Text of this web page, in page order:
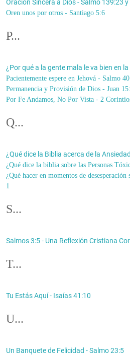
Oración Sincera a Dios - Salmo 139:23 y
Oren unos por otros - Santiago 5:6
P...
¿Por qué a la gente mala le va bien en
Pacientemente espere en Jehová - Salmo
Permanencia y Provisión de Dios - Juan
Por Fe Andamos, No Por Vista - 2
Q...
¿Qué dice la Biblia acerca de la
¿Qué dice la biblia sobre las Personas
¿Qué hacer en momentos de
1
S...
Salmos 3:5 - Una Reflexión Cristiana
T...
Tu Estás Aquí - Isaías 41:10
U...
Un Banquete de Felicidad - Salmo 23:5